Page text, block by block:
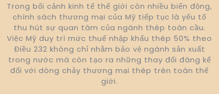
Trong bối cảnh kinh tế thế giới còn nhiều biến động,
chính sách thương mại của Mỹ tiếp tục là yếu tố
thu hút sự quan tâm của ngành thép toàn cầu.
Việc Mỹ duy trì mức thuế nhập khẩu thép 50% theo
Điều 232 không chỉ nhằm bảo vệ ngành sản xuất
trong nước mà còn tạo ra những thay đổi đáng kể
đối với dòng chảy thương mại thép trên toàn thế
giới.